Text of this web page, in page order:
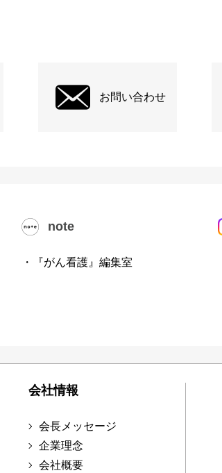
お問い合わせ
note
・『がん看護』編集室
会社情報
会長メッセージ
企業理念
会社概要